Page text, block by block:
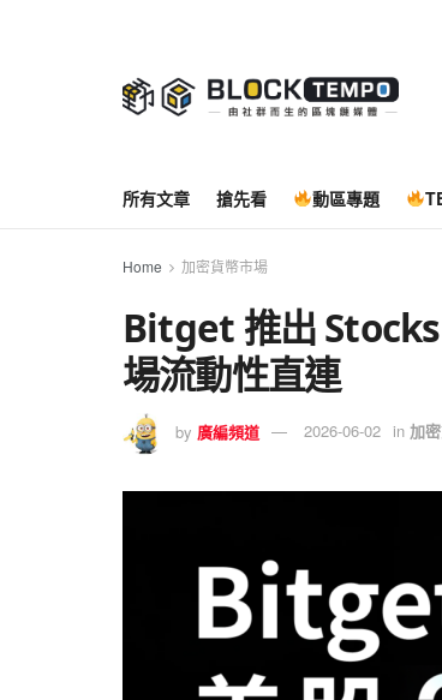
所有文章 搶先看 動區專題
Home 加密貨幣市場
Bitget 推出
場流動性直連
by 廣編頻道 2026-06-02 in 加